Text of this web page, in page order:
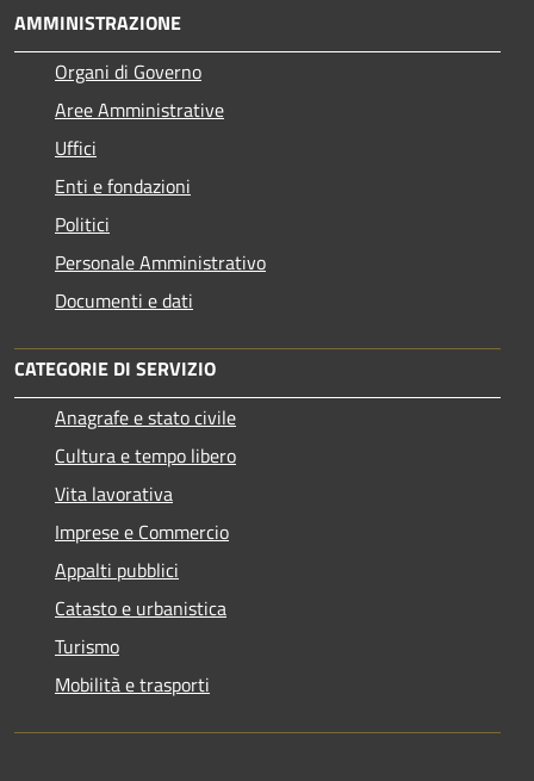
AMMINISTRAZIONE
Organi di Governo
Aree Amministrative
Uffici
Enti e fondazioni
Politici
Personale Amministrativo
Documenti e dati
CATEGORIE DI SERVIZIO
Anagrafe e stato civile
Cultura e tempo libero
Vita lavorativa
Imprese e Commercio
Appalti pubblici
Catasto e urbanistica
Turismo
Mobilità e trasporti